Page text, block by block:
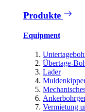
Produkte
Equipment
Übertage-
Lader
Vermietung